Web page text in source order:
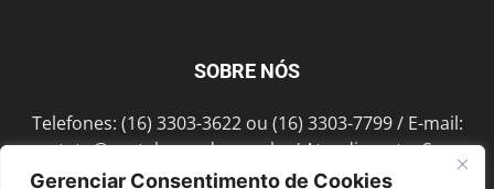
Gerenciar Consentimento de Cookies
SOBRE NÓS
Telefones: (16) 3303-3622 ou (16) 3303-7799 / E-mail:
contato@portalmorada.com.br/ Atendimento: Seg a
Sex das 8h às 18h / Endereço: Av. Bento de Abreu, 889